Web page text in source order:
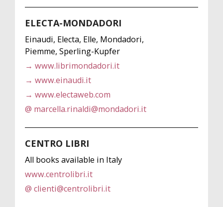
ELECTA-MONDADORI
Einaudi, Electa, Elle, Mondadori,
Piemme, Sperling-Kupfer
→ www.librimondadori.it
→ www.einaudi.it
→ www.electaweb.com
@ marcella.rinaldi@mondadori.it
CENTRO LIBRI
All books available in Italy
www.centrolibri.it
@ clienti@centrolibri.it